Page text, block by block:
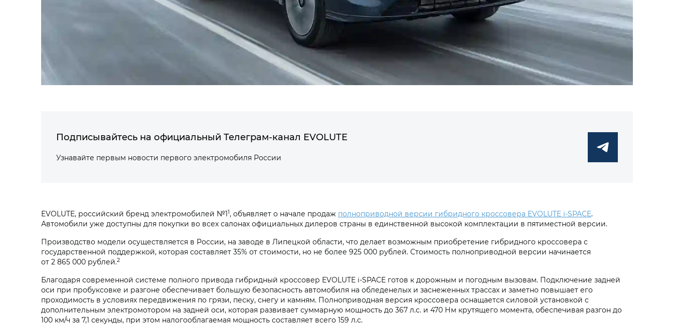
Подписывайтесь на официальный Телеграм-канал EVOLUTE
Узнавайте первым новости первого электромобиля России
EVOLUTE, российский бренд электромобилей №11, объявляет о начале продаж полноприводной версии гибридного кроссовера EVOLUTE i‑SPACE.
Автомобили уже доступны для покупки во всех салонах официальных дилеров страны в единственной высокой комплектации в пятиместной версии.
Производство модели осуществляется в России, на заводе в Липецкой области, что делает возможным приобретение гибридного кроссовера с
государственной поддержкой, которая составляет 35% от стоимости, но не более 925 000 рублей. Стоимость полноприводной версии начинается
от 2 865 000 рублей.2
Благодаря современной системе полного привода гибридный кроссовер EVOLUTE i‑SPACE готов к дорожным и погодным вызовам. Подключение задней
оси при пробуксовке и разгоне обеспечивает большую безопасность автомобиля на обледенелых и заснеженных трассах и заметно повышает его
проходимость в условиях передвижения по грязи, песку, снегу и камням. Полноприводная версия кроссовера оснащается силовой установкой с
дополнительным электромотором на задней оси, которая развивает суммарную мощность до 367 л.с. и 470 Нм крутящего момента, обеспечивая разгон до
100 км/ч за 7,1 секунды, при этом налогооблагаемая мощность составляет всего 159 л.с.